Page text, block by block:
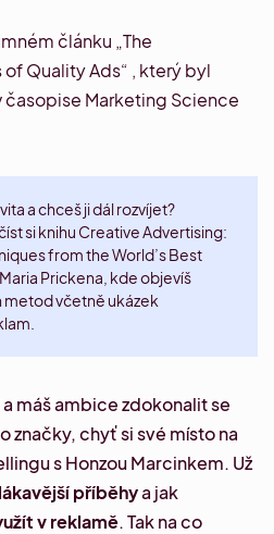
článku „The
Quality Ads“ , který byl
časopise Marketing Science
a chceš ji dál rozvíjet?
si knihu Creative Advertising:
from the World’s Best
Prickena, kde objevíš
metod včetně ukázek
máš ambice zdokonalit se
značky, chyť si své místo na
s Honzou Marcinkem. Už
lákavější příběhya jak
v reklamě. Tak na co